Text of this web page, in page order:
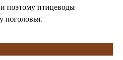
поэтому птицеводы
поголовья.